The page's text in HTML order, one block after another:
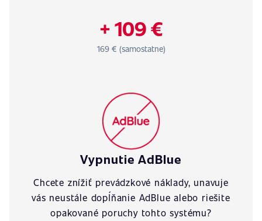
+ 109 €
169 € (samostatne)
Vypnutie AdBlue
Chcete znížiť prevádzkové náklady, unavuje
vás neustále dopĺňanie AdBlue alebo riešite
opakované poruchy tohto systému?